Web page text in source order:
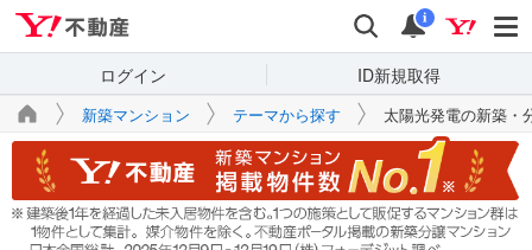
検索 通知
i
ログイン ID新規取得
新築マンション テーマから探す 太陽光発電の新築・